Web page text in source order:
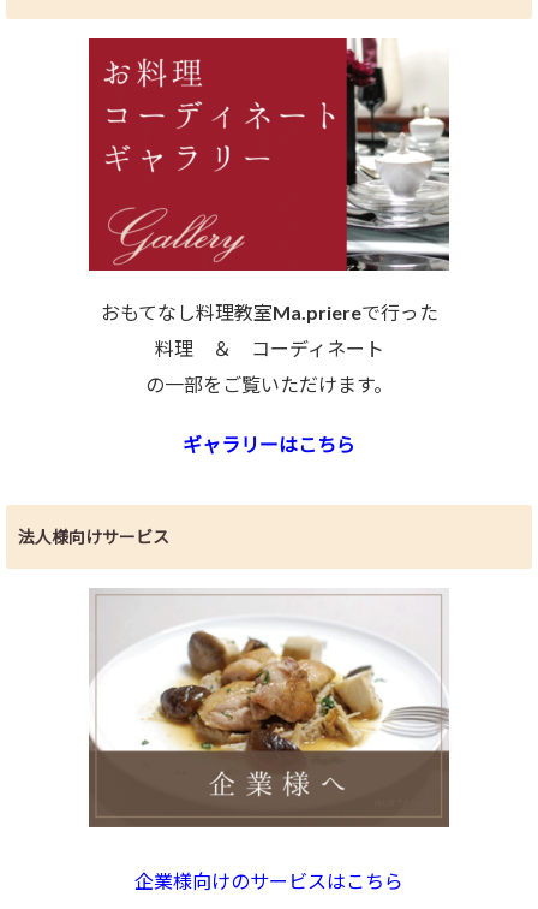
おもてなし料理教室Ma.priereで行った
料理 ＆ コーディネート
の一部をご覧いただけます。
ギャラリーはこちら
法人様向けサービス
企業様向けのサービスはこちら